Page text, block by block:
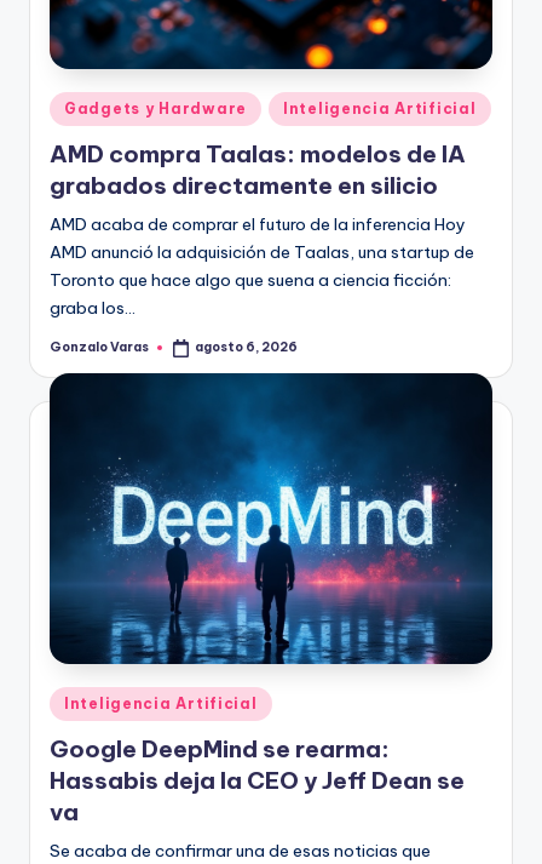
Publicado
en
Gadgets y Hardware Inteligencia Artificial
AMD compra Taalas: modelos de IA
grabados directamente en silicio
AMD acaba de comprar el futuro de la inferencia Hoy
AMD anunció la adquisición de Taalas, una startup de
Toronto que hace algo que suena a ciencia ficción:
graba los…
Publicado
Gonzalo Varas agosto 6, 2026
Publicado
en
Inteligencia Artificial
Google DeepMind se rearma:
Hassabis deja la CEO y Jeff Dean se
va
Se acaba de confirmar una de esas noticias que